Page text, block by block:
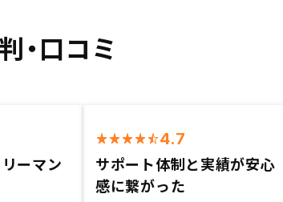
・口コミ
ーマン
4.7
サポート体制と実績が安心
感に繋がった